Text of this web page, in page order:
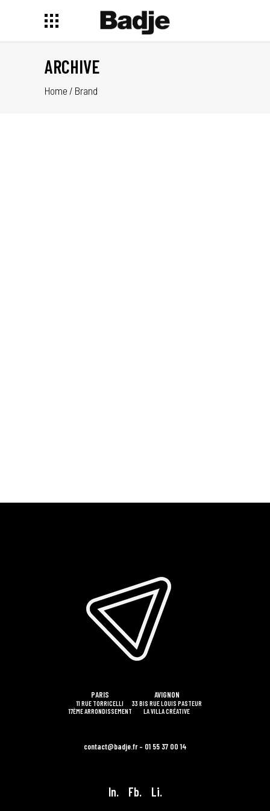
ARCHIVE
Home / Brand
PARIS
11 RUE TORRICELLI
17ÈME ARRONDISSEMENT
AVIGNON
33 BIS RUE LOUIS PASTEUR
LA VILLA CRÉATIVE
contact@badje.fr – 01 55 37 00 14
In. Fb. Li.